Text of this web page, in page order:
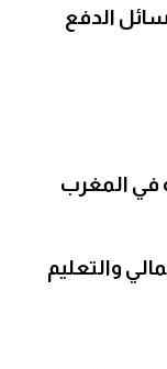
الدفع
في المغرب
والتعليم